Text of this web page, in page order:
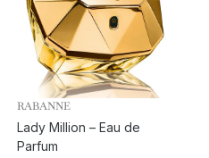
RABANNE
Lady Million – Eau de
Parfum